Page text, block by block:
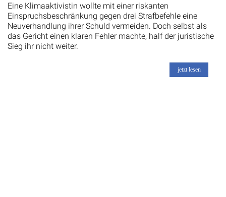
Eine Klimaaktivistin wollte mit einer riskanten
Einspruchsbeschränkung gegen drei Strafbefehle eine
Neuverhandlung ihrer Schuld vermeiden. Doch selbst als
das Gericht einen klaren Fehler machte, half der juristische
Sieg ihr nicht weiter.
jetzt lesen